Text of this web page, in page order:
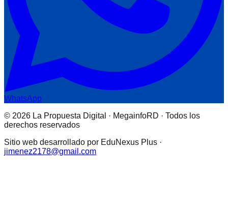
WhatsApp
© 2026 La Propuesta Digital · MegainfoRD · Todos los
derechos reservados
Sitio web desarrollado por EduNexus Plus ·
jimenez2178@gmail.com